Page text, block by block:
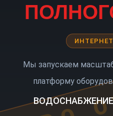
Мы запускаем
платформу
ВОДОСНАБЖЕНИЕ